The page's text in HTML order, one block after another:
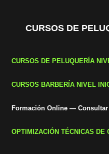
CURSOS DE
CURSOS DE PELUQUERÍA
CURSOS BARBERÍA NIVEL
Formación Online — Consultar
OPTIMIZACIÓN TÉCNICAS DE